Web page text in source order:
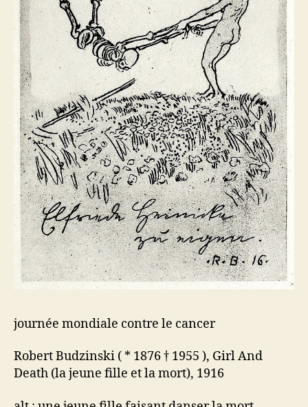
journée mondiale contre le cancer
Robert Budzinski ( * 1876 † 1955 ), Girl And
Death (la jeune fille et la mort), 1916